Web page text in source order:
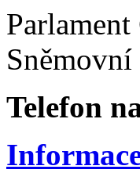
Telefon